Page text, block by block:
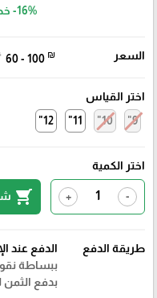
-16%
السعر 60 - 100 ₪
اختر القياس
9"
10"
11"
12"
اختر الكمية
-
+
shopping_cart
طريقة الدفع
الدفع عند
ببساطة
بدفع